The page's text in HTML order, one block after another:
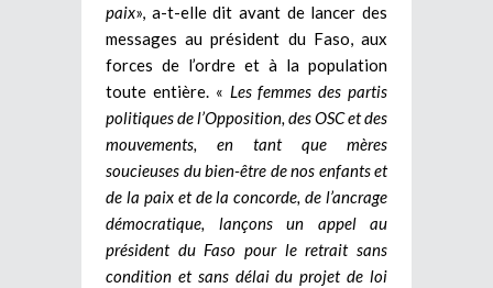
paix», a-t-elle dit avant de lancer des
messages au président du Faso, aux
forces de l’ordre et à la population
toute entière. « Les femmes des partis
politiques de l’Opposition, des OSC et des
mouvements, en tant que mères
soucieuses du bien-être de nos enfants et
de la paix et de la concorde, de l’ancrage
démocratique, lançons un appel au
président du Faso pour le retrait sans
condition et sans délai du projet de loi